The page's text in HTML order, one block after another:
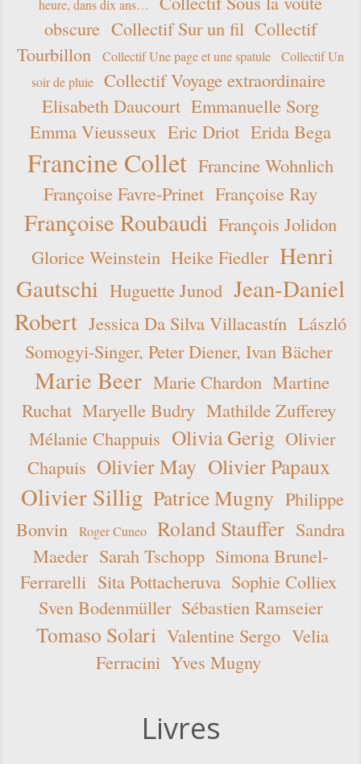
heure, dans dix ans…
obscure Collectif Sur un fil Collectif
Tourbillon
Collectif Une page et une spatule
Collectif Un
soir de pluie
Collectif Voyage extraordinaire
Elisabeth Daucourt Emmanuelle Sorg
Emma Vieusseux Eric Driot Erida Bega
Francine Collet Francine Wohnlich
Françoise Favre-Prinet Françoise Ray
Françoise Roubaudi François Jolidon
Glorice Weinstein Heike Fiedler Henri
Gautschi Huguette Junod Jean-Daniel
Robert Jessica Da Silva Villacastín László
Somogyi-Singer, Peter Diener, Ivan Bächer
Marie Beer Marie Chardon Martine
Ruchat Maryelle Budry Mathilde Zufferey
Mélanie Chappuis Olivia Gerig Olivier
Chapuis Olivier May Olivier Papaux
Olivier Sillig Patrice Mugny Philippe
Bonvin
Roger Cuneo Roland Stauffer Sandra
Maeder Sarah Tschopp Simona Brunel-
Ferrarelli Sita Pottacheruva Sophie Colliex
Sven Bodenmüller Sébastien Ramseier
Tomaso Solari Valentine Sergo Velia
Ferracini Yves Mugny
Livres